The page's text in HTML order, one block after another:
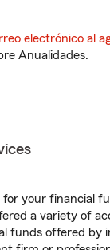
electrónico al
Anualidades.
for your financial
a variety of
funds offered by